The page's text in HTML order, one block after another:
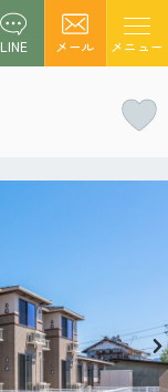
LINE メール メニュー
た。